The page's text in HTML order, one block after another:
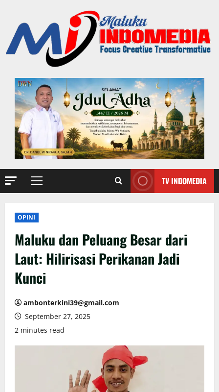
TV INDOMEDIA
OPINI
Maluku dan Peluang Besar dari
Laut: Hilirisasi Perikanan Jadi
Kunci
ambonterkini39@gmail.com
September 27, 2025
2 minutes read